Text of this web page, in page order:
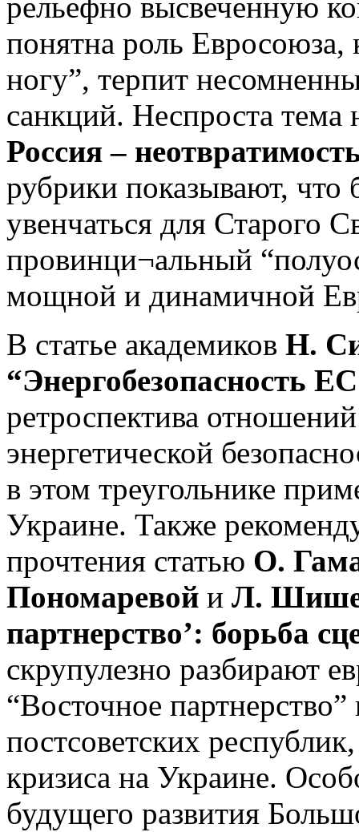
понятна роль Евросоюза,
ногу”, терпит
санкций. Неспроста тема
Россия –
рубрики показывают, что
увенчаться для Старого
провинци¬альный
мощной и динамичной
В статье академиков Н.
“Энергобезопасность
ретроспектива
энергетической
в этом треугольнике
Украине. Также
прочтения статью О.
Пономаревой и Л.
партнерство’: борьба
скрупулезно разбирают
“Восточное
постсоветских
кризиса на Украине.
будущего развития